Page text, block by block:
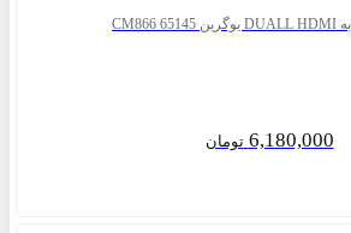
6,180,000 تومان